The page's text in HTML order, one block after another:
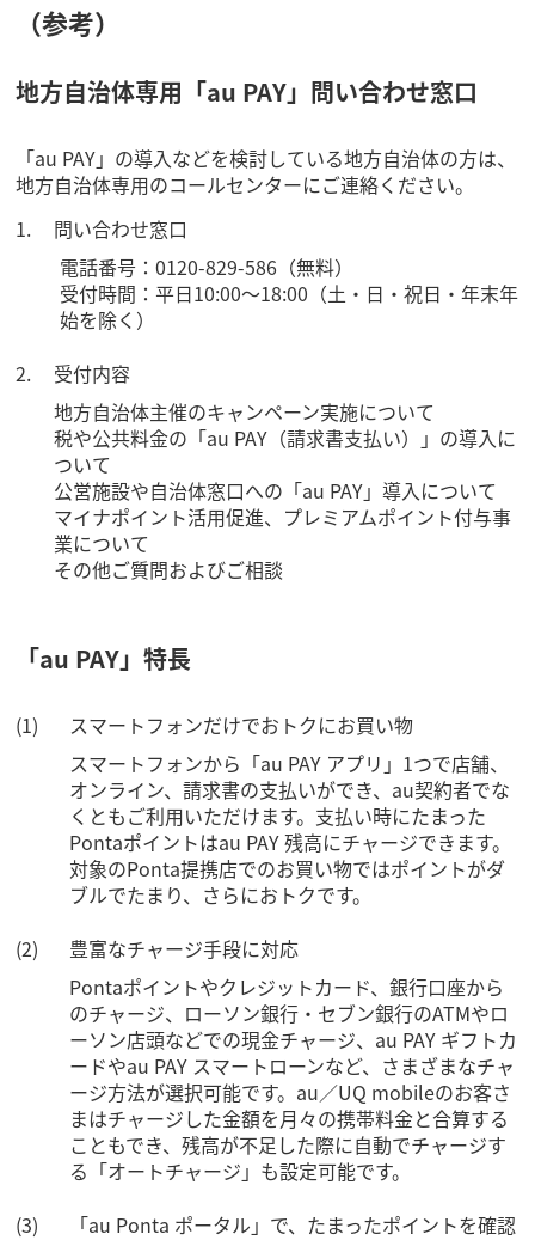
（参考）
地方自治体専用「au PAY」問い合わせ窓口
「au PAY」の導入などを検討している地方自治体の方は、
地方自治体専用のコールセンターにご連絡ください。
問い合わせ窓口
電話番号：0120-829-586（無料）
受付時間：平日10:00～18:00（土・日・祝日・年末年
始を除く）
受付内容
地方自治体主催のキャンペーン実施について
税や公共料金の「au PAY（請求書支払い）」の導入に
ついて
公営施設や自治体窓口への「au PAY」導入について
マイナポイント活用促進、プレミアムポイント付与事
業について
その他ご質問およびご相談
「au PAY」特長
スマートフォンだけでおトクにお買い物
スマートフォンから「au PAY アプリ」1つで店舗、
オンライン、請求書の支払いができ、au契約者でな
くともご利用いただけます。支払い時にたまった
Pontaポイントはau PAY 残高にチャージできます。
対象のPonta提携店でのお買い物ではポイントがダ
ブルでたまり、さらにおトクです。
豊富なチャージ手段に対応
Pontaポイントやクレジットカード、銀行口座から
のチャージ、ローソン銀行・セブン銀行のATMやロ
ーソン店頭などでの現金チャージ、au PAY ギフトカ
ードやau PAY スマートローンなど、さまざまなチャ
ージ方法が選択可能です。au／UQ mobileのお客さ
まはチャージした金額を月々の携帯料金と合算する
こともでき、残高が不足した際に自動でチャージす
る「オートチャージ」も設定可能です。
「au Ponta ポータル」で、たまったポイントを確認